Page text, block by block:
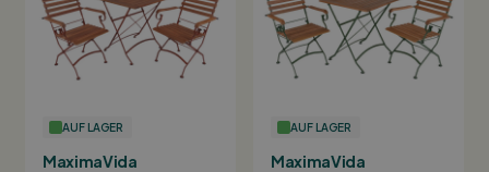
AUF LAGER
MaximaVida
AUF LAGER
MaximaVida